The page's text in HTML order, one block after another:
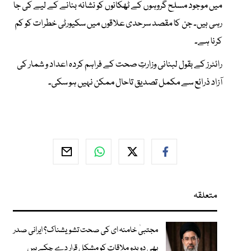
میں موجود مسلح گروہوں کے ٹھکانوں کو نشانہ بنانے کے لیے کی جا
رہی ہیں۔ جن کا مقصد سرحدی علاقوں میں سکیورٹی خطرات کو کم
کرنا ہے۔
رائٹرز کے بقول لبنانی وزارتِ صحت کے فراہم کردہ اعداد و شمار کی
آزاد ذرائع سے مکمل تصدیق تاحال ممکن نہیں ہو سکی۔
متعلقہ
مجتبیٰ خامنہ ای کی صحت تشویشناک؟ ایرانی صدر
بھی دوبدو ملاقات کو مشکل قرار دے چکے ہیں